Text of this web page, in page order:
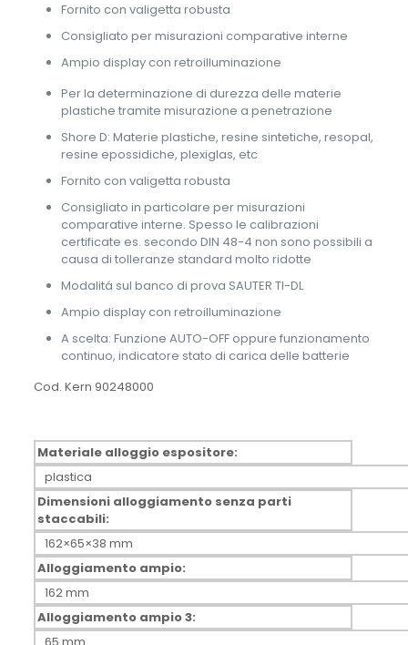
Fornito con valigetta robusta
Consigliato per misurazioni comparative interne
Ampio display con retroilluminazione
Per la determinazione di durezza delle materie
plastiche tramite misurazione a penetrazione
Shore D: Materie plastiche, resine sintetiche, resopal,
resine epossidiche, plexiglas, etc
Fornito con valigetta robusta
Consigliato in particolare per misurazioni
comparative interne. Spesso le calibrazioni
certificate es. secondo DIN 48-4 non sono possibili a
causa di tolleranze standard molto ridotte
Modalitá sul banco di prova SAUTER TI-DL
Ampio display con retroilluminazione
A scelta: Funzione AUTO-OFF oppure funzionamento
continuo, indicatore stato di carica delle batterie
Cod. Kern 90248000
Materiale alloggio espositore:
plastica
Dimensioni alloggiamento senza parti
staccabili:
162×65×38 mm
Alloggiamento ampio:
162 mm
Alloggiamento ampio 3: